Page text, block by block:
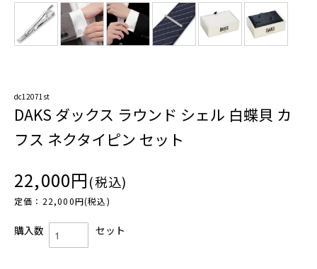
dc12071st
DAKS ダックス ラウンド シェル 白蝶貝 カ
フス ネクタイピン セット
22,000円(税込)
定価：22,000円(税込)
購入数 セット